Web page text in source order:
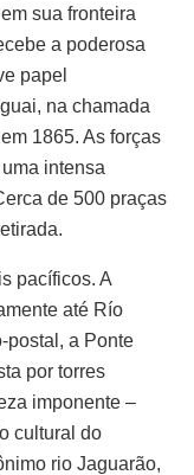
sua fronteira
a poderosa
papel
na chamada
1865. As forças
intensa
de 500 praças
pacíficos. A
até Río
postal, a Ponte
por torres
imponente –
cultural do
rio Jaguarão,